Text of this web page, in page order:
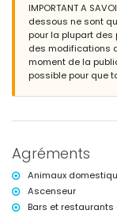
Animaux
L'immeuble où se
L'hébergement est
Installations et
Fer et planche à
Terrain de padel
Installations et
Linge de lit et
Climatisation
Lit/berceau pour
IMPORTANT A
dessous ne sont
pour la plupart des
des modifications
moment de la
possible pour que
Agréments
Animaux
Ascenseur
Bars et